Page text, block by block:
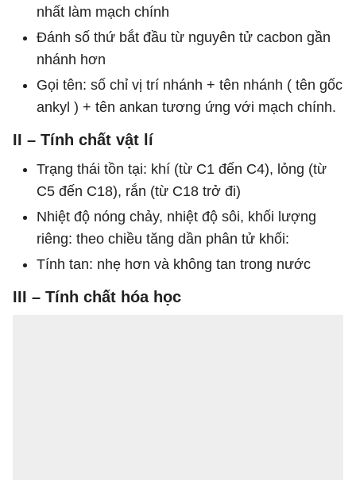
nhất làm mạch chính
Đánh số thứ bắt đầu từ nguyên tử cacbon gần
nhánh hơn
Gọi tên: số chỉ vị trí nhánh + tên nhánh ( tên gốc
ankyl ) + tên ankan tương ứng với mạch chính.
II – Tính chất vật lí
Trạng thái tồn tại: khí (từ C1 đến C4), lỏng (từ
C5 đến C18), rắn (từ C18 trở đi)
Nhiệt độ nóng chảy, nhiệt độ sôi, khối lượng
riêng: theo chiều tăng dần phân tử khối:
Tính tan: nhẹ hơn và không tan trong nước
III – Tính chất hóa học